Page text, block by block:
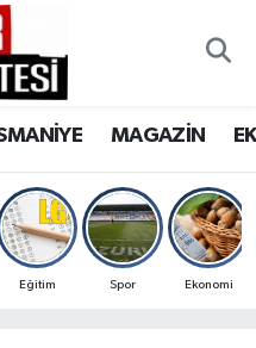
MAGAZİN
Eğitim Spor Ekonomi
Haritası
ve Fikstür